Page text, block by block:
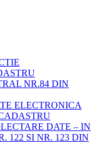
NR.84 DIN
ELECTRONICA
DATE – IN
122 SI NR. 123 DIN